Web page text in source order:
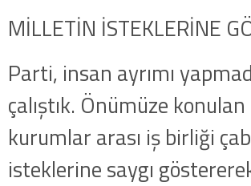
MİLLETİN İSTEKLERİNE
Parti, insan ayrımı
çalıştık. Önümüze
kurumlar arası iş birliği
isteklerine saygı